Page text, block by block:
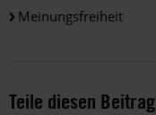
Meinungsfreiheit
Teile diesen Beitrag